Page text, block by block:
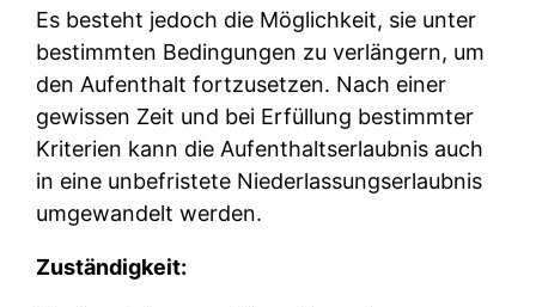
Es besteht jedoch die Möglichkeit, sie unter
bestimmten Bedingungen zu verlängern, um
den Aufenthalt fortzusetzen. Nach einer
gewissen Zeit und bei Erfüllung bestimmter
Kriterien kann die Aufenthaltserlaubnis auch
in eine unbefristete Niederlassungserlaubnis
umgewandelt werden.
Zuständigkeit: